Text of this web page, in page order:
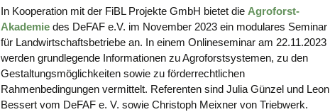
In Kooperation mit der FiBL Projekte GmbH bietet die Agroforst-
Akademie des DeFAF e.V. im November 2023 ein modulares Seminar
für Landwirtschaftsbetriebe an. In einem Onlineseminar am 22.11.2023
werden grundlegende Informationen zu Agroforstsystemen, zu den
Gestaltungsmöglichkeiten sowie zu förderrechtlichen
Rahmenbedingungen vermittelt. Referenten sind Julia Günzel und Leon
Bessert vom DeFAF e. V. sowie Christoph Meixner von Triebwerk.